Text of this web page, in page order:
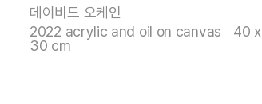
데이비드 오케인
2022 acrylic and oil on canvas 40 x
30 cm